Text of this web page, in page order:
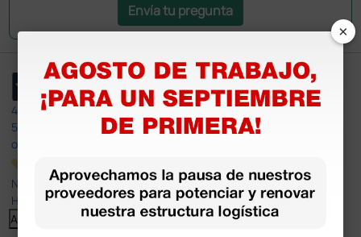
Envía tu pregunta
4,4
597
opiniones
Nuestras reseñas de 4 y 5 estrellas.
Haga clic aquí para leerlos todos >
Anterior
Siguiente
×